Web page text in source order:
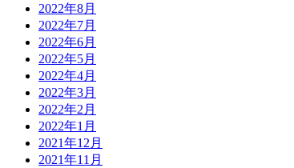
2022年8月
2022年7月
2022年6月
2022年5月
2022年4月
2022年3月
2022年2月
2022年1月
2021年12月
2021年11月